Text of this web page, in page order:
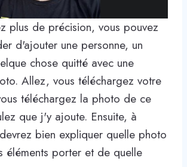
plus de précision, vous pouvez
d'ajouter une personne, un
chose quitté avec une
Allez, vous téléchargez votre
téléchargez la photo de ce
que j'y ajoute. Ensuite, à
bien expliquer quelle photo
éléments porter et de quelle